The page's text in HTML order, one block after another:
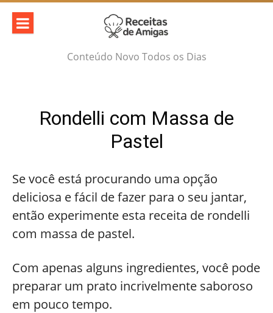
Skip
content
Conteúdo Novo Todos os Dias
Rondelli com Massa de
Pastel
Se você está procurando uma opção
deliciosa e fácil de fazer para o seu jantar,
então experimente esta receita de rondelli
com massa de pastel.
Com apenas alguns ingredientes, você pode
preparar um prato incrivelmente saboroso
em pouco tempo.